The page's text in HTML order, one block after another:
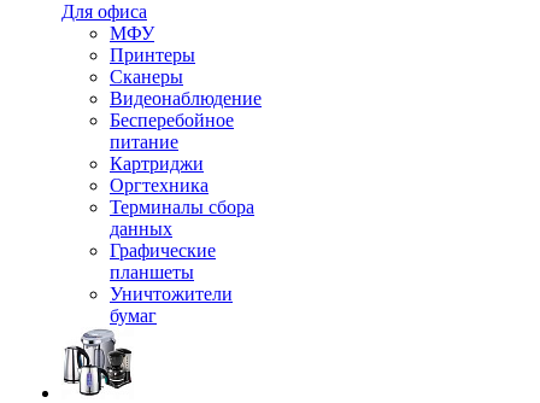
Для офиса
МФУ
Принтеры
Сканеры
Видеонаблюдение
Бесперебойное
питание
Картриджи
Оргтехника
Терминалы сбора
данных
Графические
планшеты
Уничтожители
бумаг